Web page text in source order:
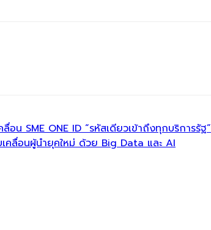
น SME ONE ID “รหัสเดียวเข้าถึงทุกบริการรัฐ”
คลื่อนผู้นำยุคใหม่ ด้วย Big Data และ AI